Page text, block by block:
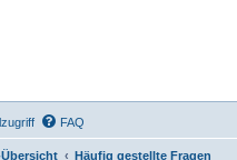
FAQ
Häufig gestellte Fragen